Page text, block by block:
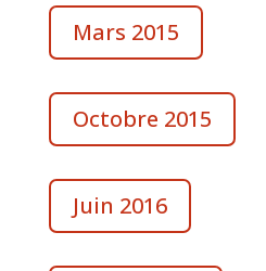
Mars 2015
Octobre 2015
Juin 2016